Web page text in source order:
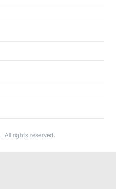
. All rights reserved.